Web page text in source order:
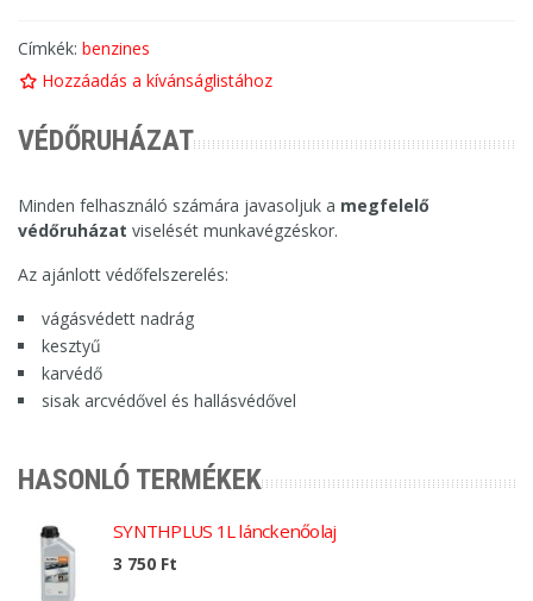
Címkék: benzines
Hozzáadás a kívánságlistához
VÉDŐRUHÁZAT
Minden felhasználó számára javasoljuk a megfelelő
védőruházat viselését munkavégzéskor.
Az ajánlott védőfelszerelés:
vágásvédett nadrág
kesztyű
karvédő
sisak arcvédővel és hallásvédővel
HASONLÓ TERMÉKEK
SYNTHPLUS 1L lánckenőolaj
3 750 Ft